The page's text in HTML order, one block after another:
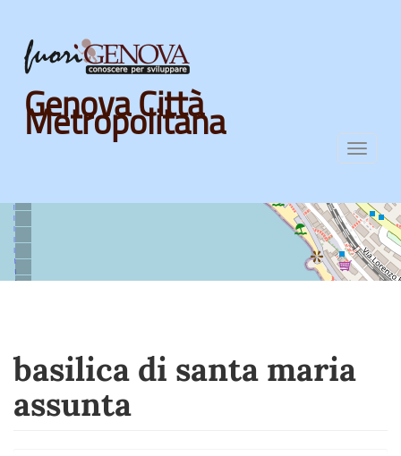
Skip
main
content
Genova Città
Metropolitana
basilica di santa maria
assunta